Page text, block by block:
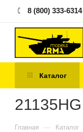
8 (800) 333-6314
Каталог
Главная — Каталог